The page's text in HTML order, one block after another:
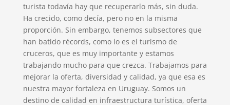
turista todavía hay que recuperarlo más, sin duda.
Ha crecido, como decía, pero no en la misma
proporción. Sin embargo, tenemos subsectores que
han batido récords, como lo es el turismo de
cruceros, que es muy importante y estamos
trabajando mucho para que crezca. Trabajamos para
mejorar la oferta, diversidad y calidad, ya que esa es
nuestra mayor fortaleza en Uruguay. Somos un
destino de calidad en infraestructura turística, oferta